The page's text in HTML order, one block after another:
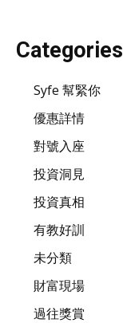
Categories
Syfe 幫緊你
優惠詳情
對號入座
投資洞見
投資真相
有教好訓
未分類
財富現場
過往獎賞